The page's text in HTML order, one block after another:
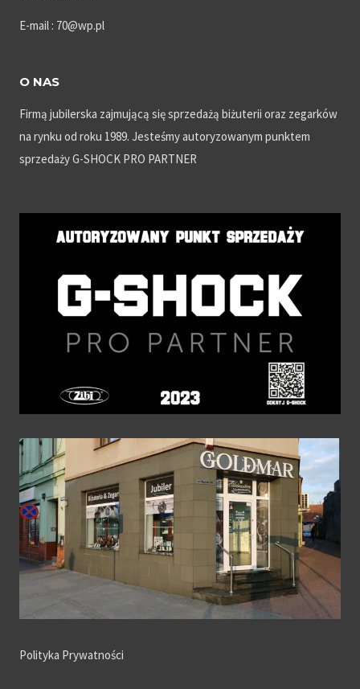
E-mail : 70@wp.pl
O NAS
Firmą jubilerska zajmującą się sprzedażą biżuterii oraz zegarków
na rynku od roku 1989. Jesteśmy autoryzowanym punktem
sprzedaży G-SHOCK PRO PARTNER
Polityka Prywatności